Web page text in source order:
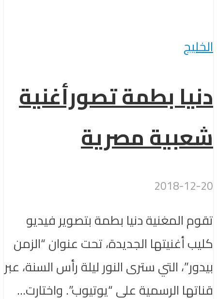
الخليج
دنيا بطمة تصورأغنية
شعبية مصرية
2018-12-20
تقوم المغنية دنيا بطمة بتصوير فيديو
كليب أغنيتها الجديدة، تحت عنوان “الزمن
بيدور”، التي سترى النور ليلة رأس السنة، عبر
قناتها الرسمية على “يوتيوب”. واختارت...